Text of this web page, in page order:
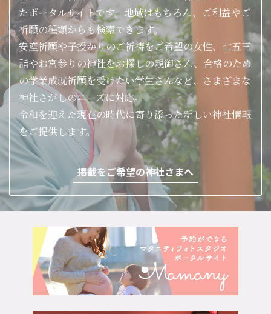
たポータルサイトです。地域はもちろん、ご利益やご
祈願の種類からも検索できます。
安産祈願や子授かりのご祈祷をご希望の女性、七五三
詣やお宮参りの神社をお探しの親御さん、合格のため
の学業成就祈願を受けたい学生さんなど、さまざまな
神社さがしのニーズに対応。
令和を迎えた現在の時代に寄り添った新しい神社情報
をご提供します。
掲載をご希望の神社さまへ